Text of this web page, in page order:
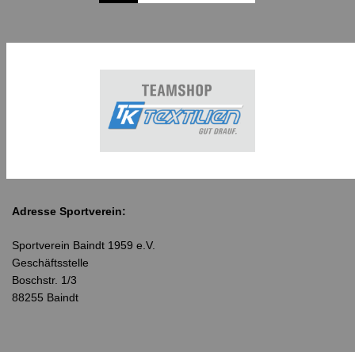
Adresse Sportverein:
Sportverein Baindt 1959 e.V.
Geschäftsstelle
Boschstr. 1/3
88255 Baindt